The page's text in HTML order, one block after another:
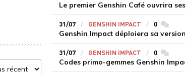
31/07 GENSHIN IMPACT 0
31/07 GENSHIN IMPACT 0